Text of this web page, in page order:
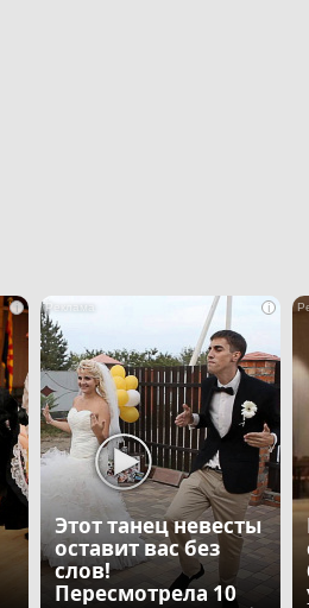
i i
Этот танец невесты
оставит вас без
слов!
Пересмотрела 10